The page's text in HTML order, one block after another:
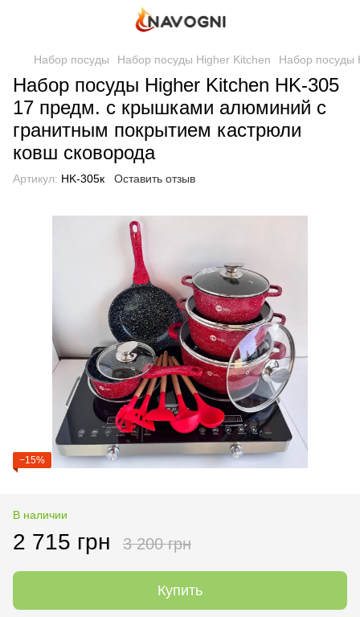
Набор посуды Набор посуды Higher Kitchen Набор посуды
Набор посуды Higher Kitchen HK-305
17 предм. с крышками алюминий с
гранитным покрытием кастрюли
ковш сковорода
Артикул: HK-305к Оставить отзыв
−15%
В наличии
2 715 грн 3 200 грн
Купить